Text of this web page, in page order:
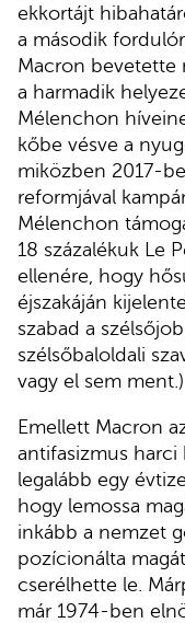
ekkortájt
a második
Macron bevetette
a harmadik
Mélenchon
kőbe vésve a
miközben 2017-
reformjával
Mélenchon
18 százalékuk Le
ellenére, hogy
éjszakáján
szabad a
szélsőbaloldali
vagy el sem ment.)
Emellett Macron
antifasizmus harci
legalább egy
hogy lemossa
inkább a nemzet
pozícionálta
cserélhette le.
már 1974-ben